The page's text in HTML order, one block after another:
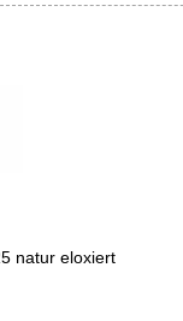
natur eloxiert